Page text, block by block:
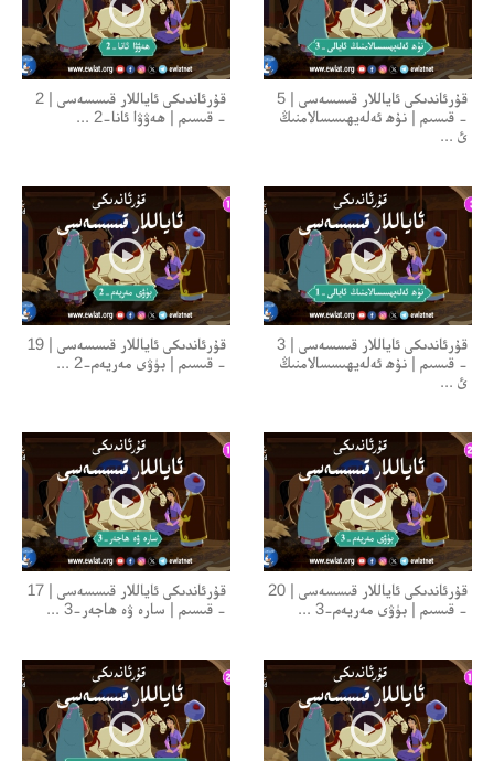
قۇرئاندىكى ئاياللار قىسسەسى | 5
- قىسىم | نۇھ ئەلەيھىسسالامنىڭ
ئ ...
قۇرئاندىكى ئاياللار قىسسەسى | 2
- قىسىم | ھەۋۋا ئانا-2 ...
قۇرئاندىكى ئاياللار قىسسەسى | 3
- قىسىم | نۇھ ئەلەيھىسسالامنىڭ
ئ ...
قۇرئاندىكى ئاياللار قىسسەسى | 19
- قىسىم | بۈۋى مەريەم-2 ...
قۇرئاندىكى ئاياللار قىسسەسى | 20
- قىسىم | بۈۋى مەريەم-3 ...
قۇرئاندىكى ئاياللار قىسسەسى | 17
- قىسىم | سارە ۋە ھاجەر-3 ...